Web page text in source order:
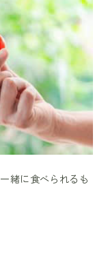
緒に食べられるも